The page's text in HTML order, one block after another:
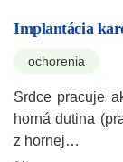
Implantácia
ochorenia
Srdce pracuje
horná dutina
z hornej…